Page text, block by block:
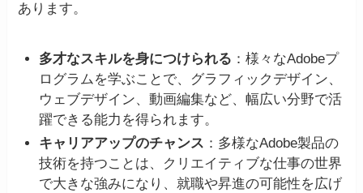
あります。
多才なスキルを身につけられる ：様々なAdobeプ
ログラムを学ぶことで、グラフィックデザイン、
ウェブデザイン、動画編集など、幅広い分野で活
躍できる能力を得られます。
キャリアアップのチャンス ：多様なAdobe製品の
技術を持つことは、クリエイティブな仕事の世界
で大きな強みになり、就職や昇進の可能性を広げ